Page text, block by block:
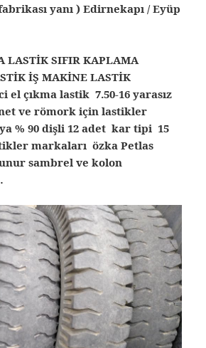
yanı ) Edirnekapı / Eyüp
LASTİK SIFIR KAPLAMA
İŞ MAKİNE LASTİK
el çıkma lastik 7.50-16 yarasız
ve römork için lastikler
% 90 dişli 12 adet kar tipi 15
markaları özka Petlas
sambrel ve kolon